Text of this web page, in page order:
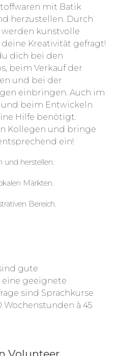
mit Batik
herzustellen. Durch
werden kunstvolle
Kreativität gefragt!
dich bei den
beim Verkauf der
und bei der
einbringen. Auch im
beim Entwickeln
Hilfe benötigt.
Kollegen und bringe
ein!
und herstellen.
Märkten.
Bereich.
gute
geeignete
sind Sprachkurse
Wochenstunden à 45